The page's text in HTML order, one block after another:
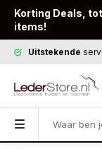
Korting Deals,
items!
Uitstekende